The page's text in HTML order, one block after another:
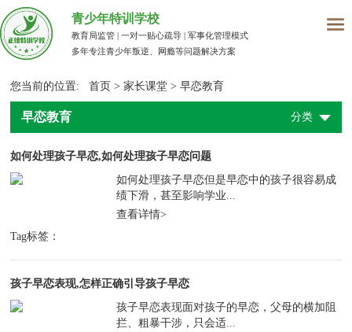
青少年特训学校
教育局监管 | 一对一贴心疏导 | 军事化管理模式
多年专注青少年叛逆、网瘾等问题解决方案
您当前的位置:首页 >家长课堂 >早恋教育
早恋教育 分类
如何处理孩子早恋,如何处理孩子早恋问题
如何处理孩子早恋但是早恋中的孩子很容易成
绩下滑，甚至影响学业...
查看详情>
Tag标签：
孩子早恋表现,怎样正确引导孩子早恋
孩子早恋表现面对孩子的早恋，父母的横加阻
拦、粗暴干涉，只会适...